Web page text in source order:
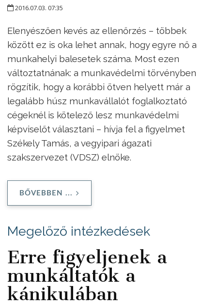
2016.07.03. 07:35
Elenyészően kevés az ellenőrzés – többek
között ez is oka lehet annak, hogy egyre nő a
munkahelyi balesetek száma. Most ezen
változtatnának: a munkavédelmi törvényben
rögzítik, hogy a korábbi ötven helyett már a
legalább húsz munkavállalót foglalkoztató
cégeknél is kötelező lesz munkavédelmi
képviselőt választani – hívja fel a figyelmet
Székely Tamás, a vegyipari ágazati
szakszervezet (VDSZ) elnöke.
BŐVEBBEN ...
Megelőző intézkedések
Erre figyeljenek a
munkáltatók a
kánikulában